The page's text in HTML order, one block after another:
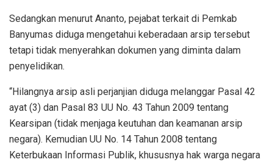
Sedangkan menurut Ananto, pejabat terkait di Pemkab
Banyumas diduga mengetahui keberadaan arsip tersebut
tetapi tidak menyerahkan dokumen yang diminta dalam
penyelidikan.
“Hilangnya arsip asli perjanjian diduga melanggar Pasal 42
ayat (3) dan Pasal 83 UU No. 43 Tahun 2009 tentang
Kearsipan (tidak menjaga keutuhan dan keamanan arsip
negara). Kemudian UU No. 14 Tahun 2008 tentang
Keterbukaan Informasi Publik, khususnya hak warga negara